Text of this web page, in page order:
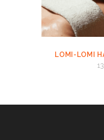
VIEW
LOMI-LOMI